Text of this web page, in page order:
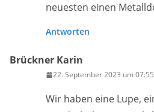
neuesten einen
Antworten
Brückner Karin
22. September 2023 um
Wir haben eine Lupe,